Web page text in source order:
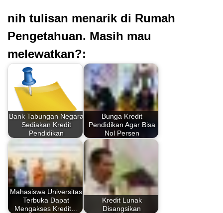
nih tulisan menarik di Rumah
Pengetahuan. Masih mau
melewatkan?:
Bank Tabungan Negara
Sediakan Kredit
Pendidikan
Bunga Kredit
Pendidikan Agar Bisa
Nol Persen
Mahasiswa Universitas
Terbuka Dapat
Mengakses Kredit…
Kredit Lunak
Disangsikan